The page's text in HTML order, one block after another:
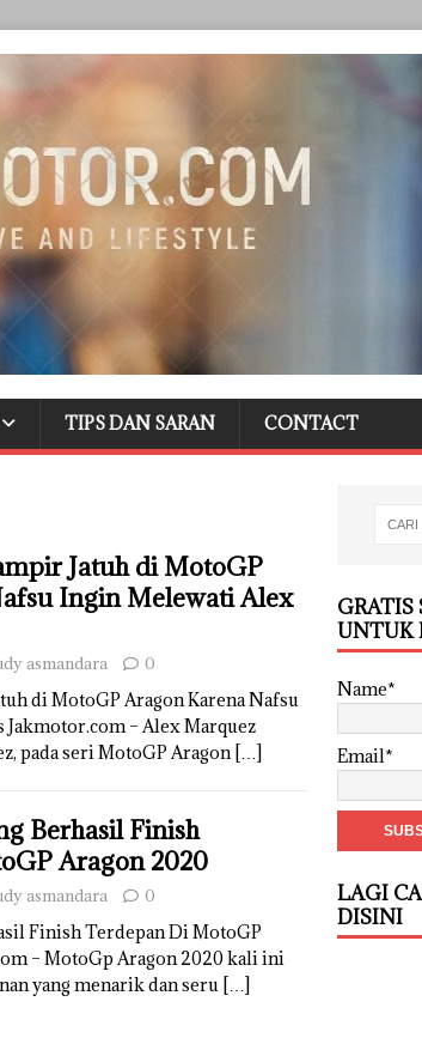
TIPS DAN SARAN CONTACT
Jatuh di MotoGP
Ingin Melewati Alex
asmandara 0
di MotoGP Aragon Karena Nafsu
– Alex Marquez
pada seri MotoGP Aragon […]
Berhasil Finish
Aragon 2020
asmandara 0
Finish Terdepan Di MotoGP
– MotoGp Aragon 2020 kali ini
yang menarik dan seru […]
UNTUK
Name*
Email*
LAGI
DISINI